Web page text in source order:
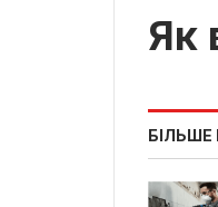
Як
БІЛЬШЕ